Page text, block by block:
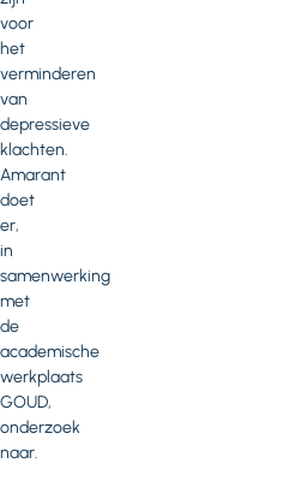
voor
het
verminderen
van
depressieve
klachten.
Amarant
doet
er,
in
samenwerking
met
de
academische
werkplaats
GOUD,
onderzoek
naar.